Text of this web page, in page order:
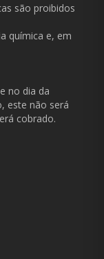
são proibidos
química e, em
no dia da
este não será
cobrado.